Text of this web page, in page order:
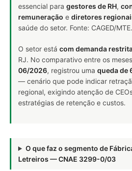
essencial para gestores de RH,
remuneração e diretores
saúde do setor. Fonte: CAGED/MTE.
O setor está com demanda
RJ. No comparativo entre os
06/2026, registrou uma queda de
— cenário que pode indicar
regional, exigindo atenção de
estratégias de retenção e custos.
O que faz o segmento de
Letreiros — CNAE 3299-0/03